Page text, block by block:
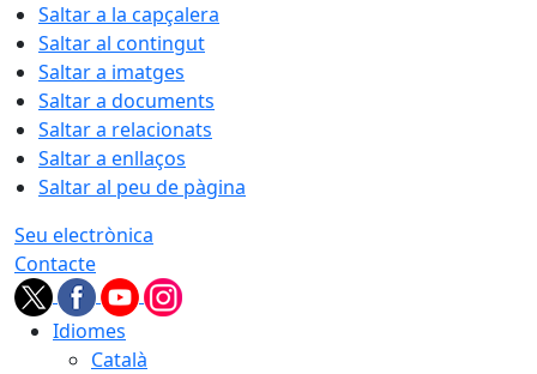
Saltar a la capçalera
Saltar al contingut
Saltar a imatges
Saltar a documents
Saltar a relacionats
Saltar a enllaços
Saltar al peu de pàgina
Seu electrònica
Contacte
Idiomes
Català